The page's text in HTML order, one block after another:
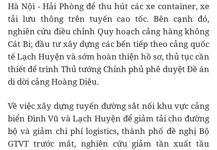
Hà Nội - Hải Phòng để thu hút các xe container, xe
tải lưu thông trên tuyến cao tốc. Bên cạnh đó,
nghiên cứu điều chỉnh Quy hoạch cảng hàng không
Cát Bi; đầu tư xây dựng các bến tiếp theo cảng quốc
tế Lạch Huyện và sớm hoàn thiện hồ sơ, thủ tục cần
thiết để trình Thủ tướng Chính phủ phê duyệt Đề án
di dời cảng Hoàng Diệu.
Về việc xây dựng tuyến đường sắt nối khu vực cảng
biển Đình Vũ và Lạch Huyện để giảm tải cho đường
bộ và giảm chi phí logistics, thành phố đề nghị Bộ
GTVT trước mắt, nghiên cứu giảm tần xuất tầu